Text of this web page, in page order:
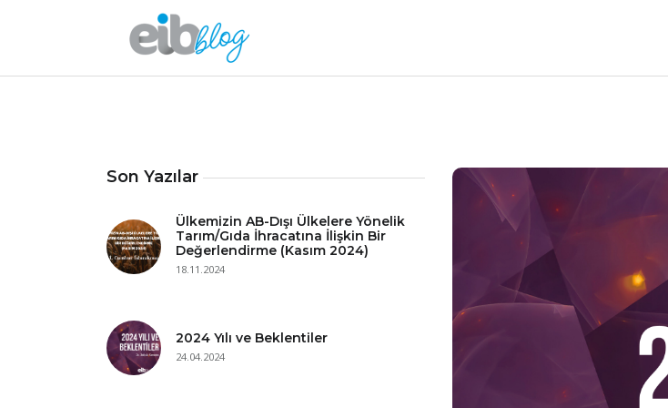
Son Yazılar
Ülkemizin AB-Dışı Ülkelere Yönelik
Tarım/Gıda İhracatına İlişkin Bir
Değerlendirme (Kasım 2024)
18.11.2024
2024 Yılı ve Beklentiler
24.04.2024